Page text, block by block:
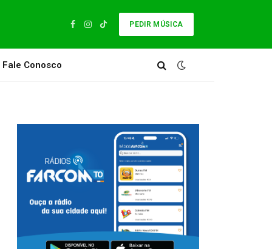
Facebook
Instagram
TikTok
PEDIR MÚSICA
Fale Conosco